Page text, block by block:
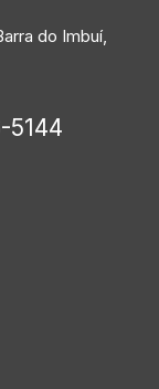
do Imbuí,
5144